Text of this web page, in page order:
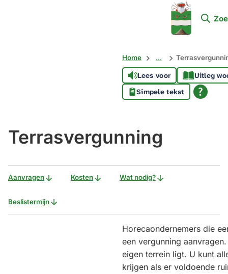
Mijn
Soest
Home ...
Lees voor
Uitleg
Simpele tekst
Terrasvergunning
Aanvragen Kosten Wat nodig?
Beslistermijn
Horecaondernemers die
een vergunning
eigen terrein ligt. U kunt
krijgen als er voldoende